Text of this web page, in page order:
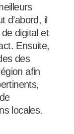
d’abord, il
digital et
Ensuite,
des
afin
locales.